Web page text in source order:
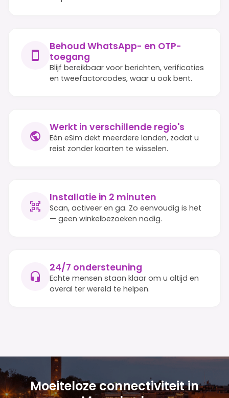
Behoud WhatsApp- en OTP-
toegang
Blijf bereikbaar voor berichten, verificaties
en tweefactorcodes, waar u ook bent.
Werkt in verschillende regio's
Eén eSim dekt meerdere landen, zodat u
reist zonder kaarten te wisselen.
Installatie in 2 minuten
Scan, activeer en ga. Zo eenvoudig is het
— geen winkelbezoeken nodig.
24/7 ondersteuning
Echte mensen staan klaar om u altijd en
overal ter wereld te helpen.
Moeiteloze connectiviteit in